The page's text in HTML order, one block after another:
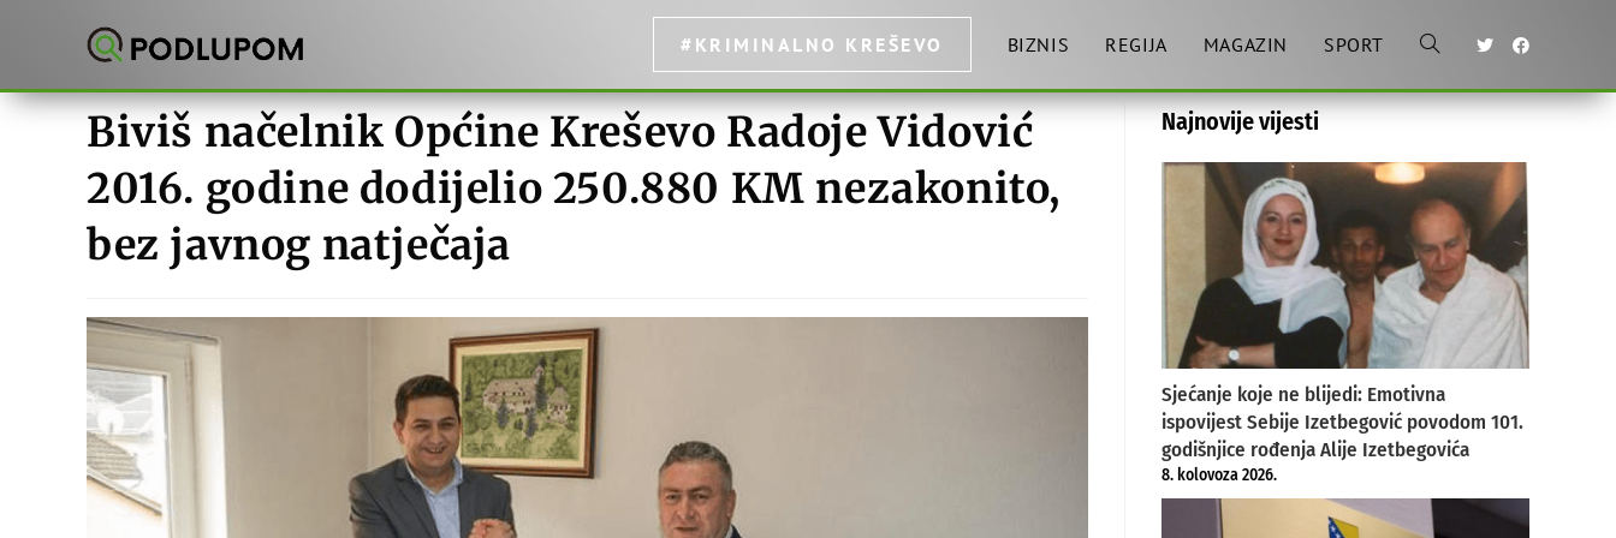
#KRIMINALNO KREŠEVO BIZNIS REGIJA MAGAZIN SPORT Toggle
search
Biviš načelnik Općine Kreševo Radoje Vidović
2016. godine dodijelio 250.880 KM nezakonito,
bez javnog natječaja
Najnovije vijesti
Sjećanje koje ne blijedi: Emotivna
ispovijest Sebije Izetbegović povodom 101.
godišnjice rođenja Alije Izetbegovića
8. kolovoza 2026.